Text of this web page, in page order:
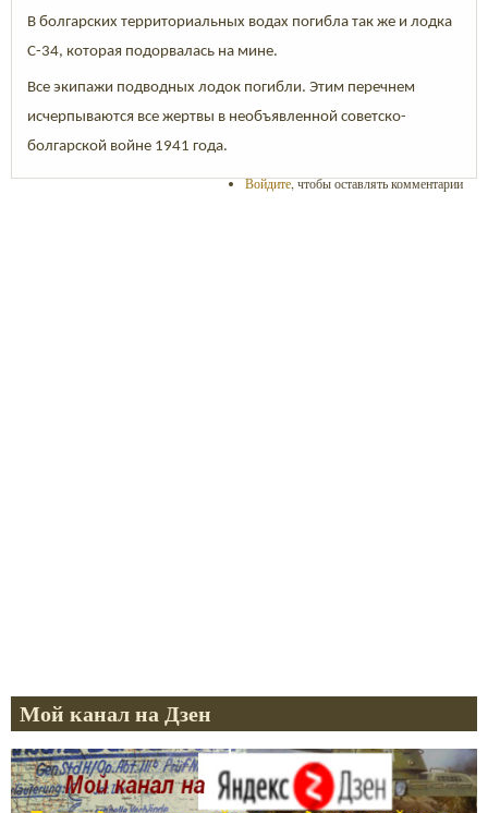
В болгарских территориальных водах погибла так же и лодка
С-34, которая подорвалась на мине.
Все экипажи подводных лодок погибли. Этим перечнем
исчерпываются все жертвы в необъявленной советско-
болгарской войне 1941 года.
Войдите, чтобы оставлять комментарии
Мой канал на Дзен